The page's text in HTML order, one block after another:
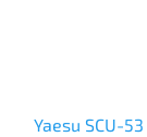
Yaesu SCU-